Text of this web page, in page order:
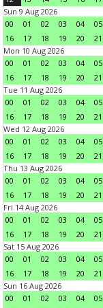
Sun 9 Aug 2026
00
01 02 03 04 05
16
17 18 19 20 21
Mon 10 Aug 2026
00
01 02 03 04 05
16
17 18 19 20 21
Tue 11 Aug 2026
00
01 02 03 04 05
16
17 18 19 20 21
Wed 12 Aug 2026
00
01 02 03 04 05
16
17 18 19 20 21
Thu 13 Aug 2026
00
01 02 03 04 05
16
17 18 19 20 21
Fri 14 Aug 2026
00
01 02 03 04 05
16
17 18 19 20 21
Sat 15 Aug 2026
00
01 02 03 04 05
16
17 18 19 20 21
Sun 16 Aug 2026
00
01 02 03 04 05